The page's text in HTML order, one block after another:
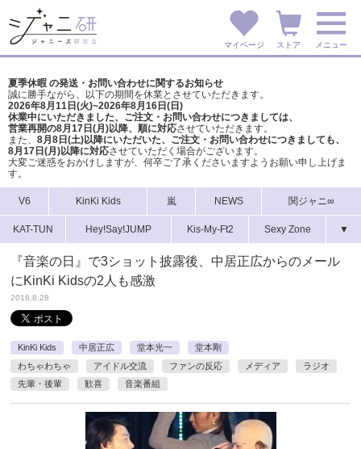
マイページ ストア メニュー
夏季休暇 の発送・お問い合わせに関するお知らせ
誠に勝手ながら、以下の期間を休業とさせていただきます。
2026年8月11日(火)~2026年8月16日(日)
休業中にいただきました、ご注文・お問い合わせにつきましては、
営業再開の8月17日(月)以降、順に対応させていただきます。
また、 8月8日(土)以降にいただいた、ご注文・ お問い合わせにつきましても、
8月17日(月)以降に対応させていただく場合がございます。
大変ご迷惑をおかけしますが、 何卒ご了承くださいますようお願い申し上げま
す。
V6 KinKi Kids 嵐 NEWS 関ジャニ∞
KAT-TUN Hey!Say!JUMP Kis-My-Ft2 Sexy Zone ▼
『音楽の日』で3ショット披露後、中居正広からのメール
にKinKi Kidsの2人も感激
2016.8.28
KinKi Kids 中居正広 堂本光一
堂本剛
わちゃわちゃ
アイドル交流 ファンの反応 メディア
ラジオ
先輩・後輩
歓喜 音楽番組